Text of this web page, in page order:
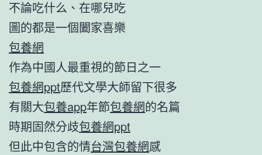
不論吃什么、在哪兒吃
圖的都是一個闔家喜樂
包養網
作為中國人最重視的節日之一
包養網ppt歷代文學大師留下很多
有關大包養app年節包養網的名篇
時期固然分歧包養網ppt
但此中包含的情台灣包養網感